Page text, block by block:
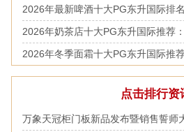
2026年最新啤酒十大PG东升国际排
2026年奶茶店十大PG东升国际推荐
2026年冬季面霜十大PG东升国际推
点击排行资
万象天冠柜门板新品发布暨销售誓师